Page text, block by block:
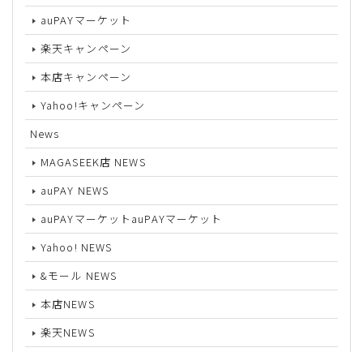
auPAYマーケット
楽天キャンペーン
本店キャンペーン
Yahoo!キャンペーン
News
MAGASEEK店 NEWS
auPAY NEWS
auPAYマーケットauPAYマーケット
Yahoo! NEWS
&モール NEWS
本店NEWS
楽天NEWS